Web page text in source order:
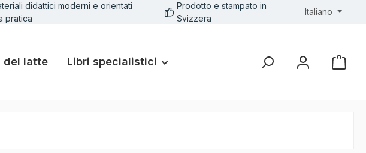
didattici moderni e orientati
pratica
Prodotto e stampato in
Svizzera
Italiano
del latte Libri specialistici